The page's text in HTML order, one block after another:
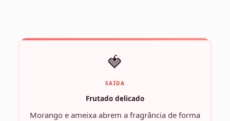
🍓
SAÍDA
Frutado delicado
Morango e ameixa abrem a fragrância de forma